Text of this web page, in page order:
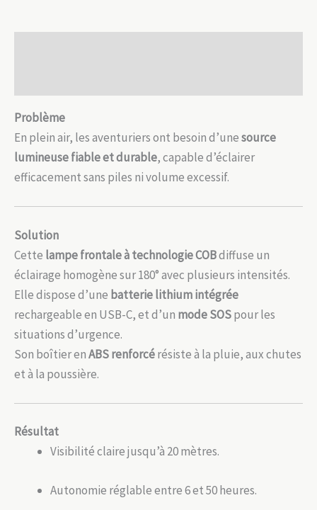
Problème
En plein air, les aventuriers ont besoin d’unesource
lumineuse fiable et durable, capable d’éclairer
efficacement sans piles ni volume excessif.
Solution
Cette lampe frontale à technologie COBdiffuse un
éclairage homogène sur 180° avec plusieurs intensités.
Elle dispose d’une batterie lithium intégrée
rechargeable en USB-C, et d’un mode SOSpour les
situations d’urgence.
Son boîtier enABS renforcérésiste à la pluie, aux chutes
et à la poussière.
Résultat
Visibilité claire jusqu’à 20 mètres.
Autonomie réglable entre 6 et 50 heures.